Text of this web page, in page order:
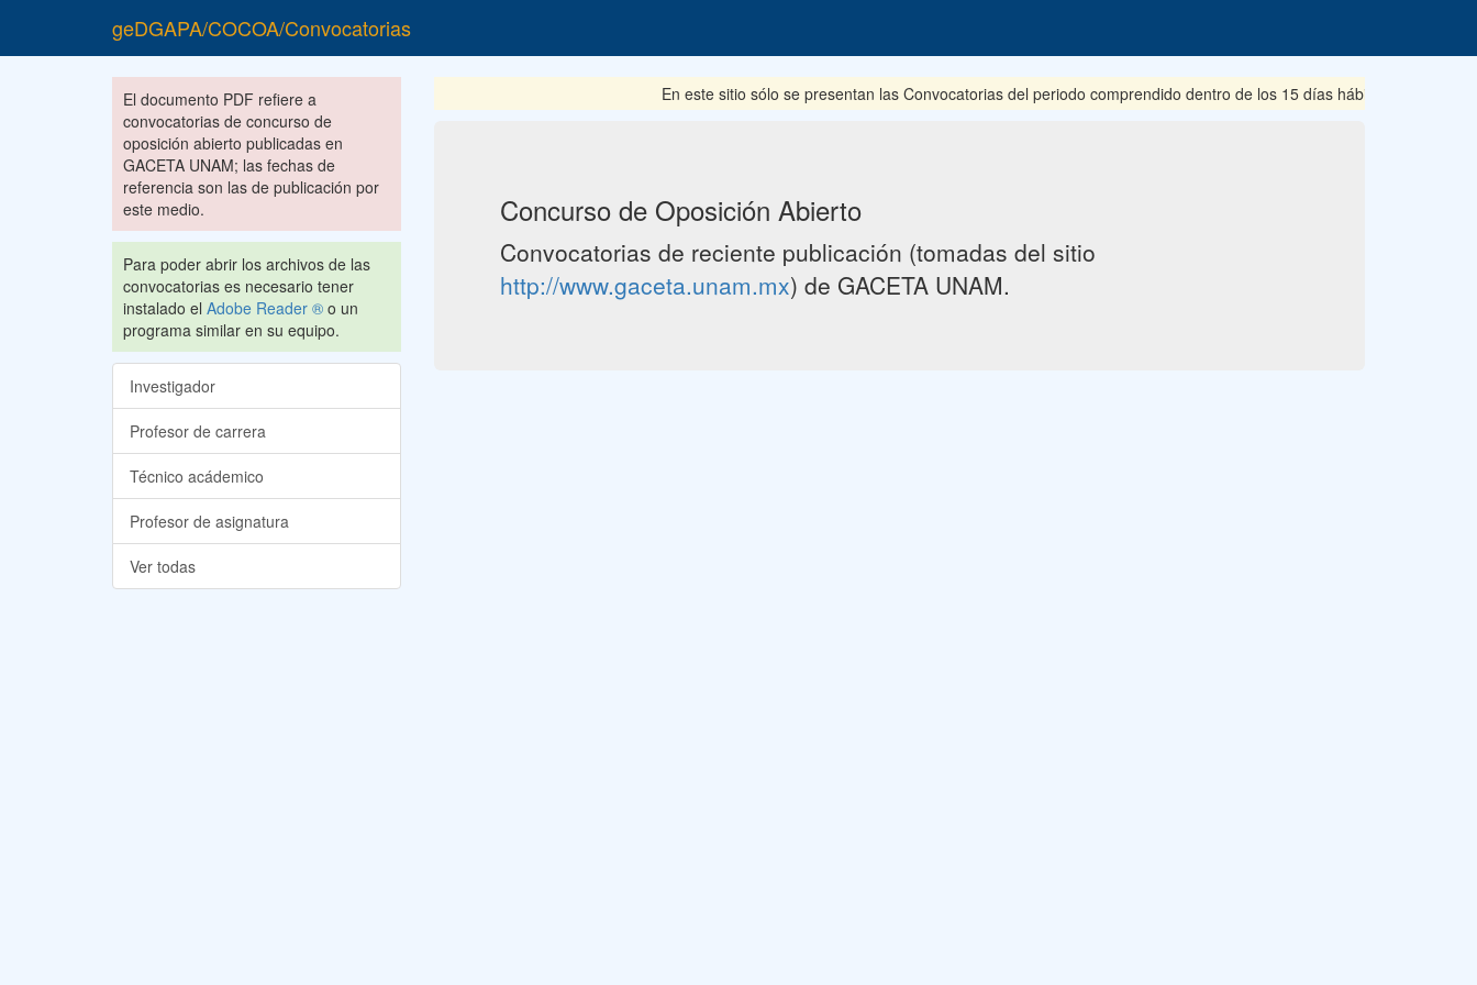
geDGAPA/COCOA/Convocatorias
El documento PDF refiere a
convocatorias de concurso de
oposición abierto publicadas en
GACETA UNAM; las fechas de
referencia son las de publicación por
este medio.
Para poder abrir los archivos de las
convocatorias es necesario tener
instalado el Adobe Reader ® o un
programa similar en su equipo.
Investigador
Profesor de carrera
Técnico acádemico
Profesor de asignatura
Ver todas
En este sitio sólo se presentan las Convocatorias del periodo comprendido dentro de los 15 días hábiles posteriores
Concurso de Oposición Abierto
Convocatorias de reciente publicación (tomadas del sitio
http://www.gaceta.unam.mx) de GACETA UNAM.